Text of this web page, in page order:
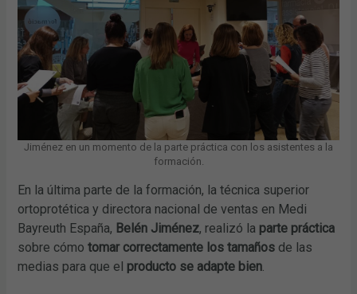
Jiménez en un momento de la parte práctica con los asistentes a la
formación.
En la última parte de la formación, la técnica superior
ortoprotética y directora nacional de ventas en Medi
Bayreuth España, Belén Jiménez, realizó la parte práctica
sobre cómotomar correctamente los tamaños de las
medias para que el producto se adapte bien